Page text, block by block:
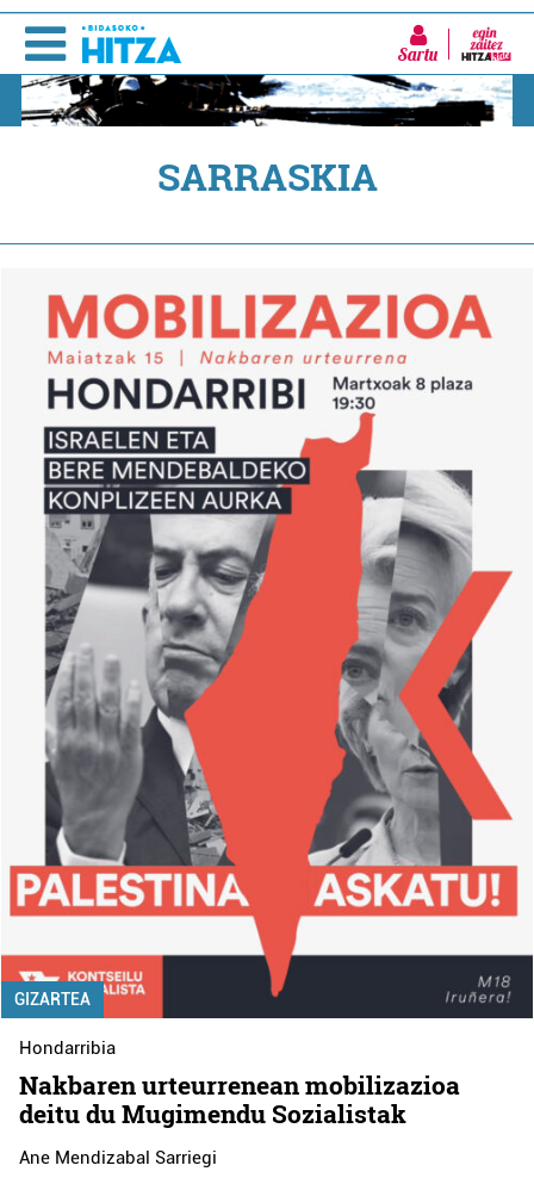
Sartu
SARRASKIA
GIZARTEA
Hondarribia
Nakbaren urteurrenean mobilizazioa
deitu du Mugimendu Sozialistak
Ane Mendizabal Sarriegi